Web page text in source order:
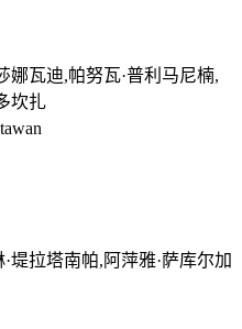
娜瓦迪,帕努瓦·普利马尼楠,
坎扎
堤拉塔南帕,阿萍雅·萨库尔加